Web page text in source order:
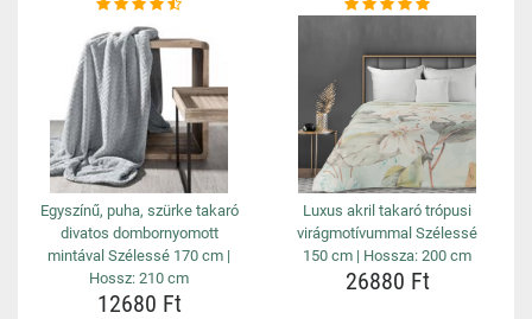
Egyszínű, puha, szürke takaró
divatos dombornyomott
mintával Szélessé 170 cm |
Hossz: 210 cm
12680 Ft
Luxus akril takaró trópusi
virágmotívummal Szélessé
150 cm | Hossza: 200 cm
26880 Ft